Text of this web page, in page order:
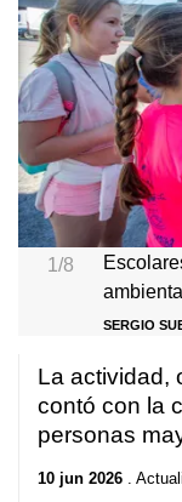
1/8
SERGIO
La actividad,
contó con la
personas
10 jun 2026 .